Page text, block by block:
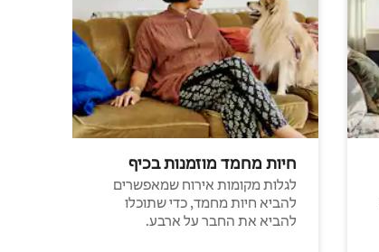
חיות מחמד מוזמנות בכיף
לגלות מקומות אירוח שמאפשרים
להביא חיות מחמד, כדי שתוכלו
להביא את החבר על ארבע.